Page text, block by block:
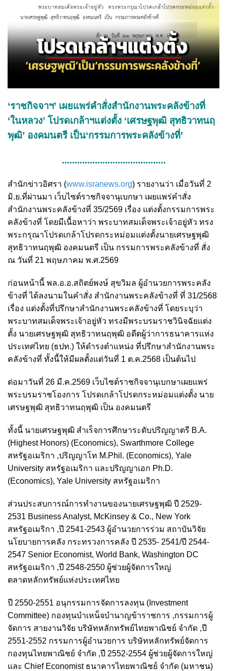
‘ราชกิจจาฯ’ เผยแพร่คำสั่งสำนักงานพระคลังข้างที่
‘ในหลวง’ โปรดเกล้าฯแต่งตั้ง ‘เศรษฐพุฒิ สุทธิวาทนฤ
พุฒิ’ องคมนตรี เป็น‘กรรมการพระคลังข้างที่’
.........................................
สำนักข่าวอิศรา (www.isranews.org) รายงานว่า เมื่อวันที่ 2
มิ.ย.ที่ผ่านมา เว็บไซต์ราชกิจจานุเบกษา เผยแพร่คำสั่ง
สำนักงานพระคลังข้างที่ 35/2569 เรื่อง แต่งตั้งกรรมการพระ
คลังข้างที่ โดยมีเนื้อหาว่า พระบาทสมเด็จพระเจ้าอยู่หัว ทรง
พระกรุณาโปรดเกล้าโปรดกระหม่อมแต่งตั้งนายเศรษฐพุฒิ
สุทธิวาทนฤพุฒิ องคมนตรี เป็น กรรมการพระคลังข้างที่ สั่ง
ณ วันที่ 21 พฤษภาคม พ.ศ.2569
ก่อนหน้านี้ พล.อ.อ.สถิตย์พงษ์ สุขวิมล ผู้อำนวยการพระคลัง
ข้างที่ ได้ลงนามในคำสั่ง สำนักงานพระคลังข้างที่ ที่ 31/2568
เรื่อง แต่งตั้งที่ปรึกษาสำนักงานพระคลังข้างที่ โดยระบุว่า
พระบาทสมเด็จพระเจ้าอยู่หัว ทรงมีพระบรมราชวินิจฉัยแต่ง
ตั้ง นายเศรษฐพุฒิ สุทธิวาทนฤพุฒิ อดีตผู้ว่าการธนาคารแห่ง
ประเทศไทย (ธปท.) ให้ดำรงตำแหน่ง ที่ปรึกษาสำนักงานพระ
คลังข้างที่ ทั้งนี้ให้มีผลตั้งแต่วันที่ 1 ต.ค.2568 เป็นต้นไป
ต่อมาวันที่ 26 มี.ค.2569 เว็บไซต์ราชกิจจานุเบกษาเผยแพร่
พระบรมราชโองการ โปรดเกล้าโปรดกระหม่อมแต่งตั้ง นาย
เศรษฐพุฒิ สุทธิวาทนฤพุฒิ เป็น องคมนตรี
ทั้งนี้ นายเศรษฐพุฒิ สำเร็จการศึกษาระดับปริญญาตรี B.A.
(Highest Honors) (Economics), Swarthmore College
สหรัฐอเมริกา ,ปริญญาโท M.Phil. (Economics), Yale
University สหรัฐอเมริกา และปริญญาเอก Ph.D.
(Economics), Yale University สหรัฐอเมริกา
ส่วนประสบการณ์การทำงานของนายเศรษฐพุฒิ ปี 2529-
2531 Business Analyst, McKinsey & Co., New York
สหรัฐอเมริกา ,ปี 2541-2543 ผู้อำนวยการร่วม สถาบันวิจัย
นโยบายการคลัง กระทรวงการคลัง ปี 2535- 2541/ปี 2544-
2547 Senior Economist, World Bank, Washington DC
สหรัฐอเมริกา ,ปี 2548-2550 ผู้ช่วยผู้จัดการใหญ่
ตลาดหลักทรัพย์แห่งประเทศไทย
ปี 2550-2551 อนุกรรมการจัดการลงทุน (Investment
Committee) กองทุนบำเหน็จบำนาญข้าราชการ ,กรรมการผู้
จัดการ สายงานวิจัย บริษัทหลักทรัพย์ไทยพาณิชย์ จำกัด ,ปี
2551-2552 กรรมการผู้อำนวยการ บริษัทหลักทรัพย์จัดการ
กองทุนไทยพาณิชย์ จำกัด ,ปี 2552-2554 ผู้ช่วยผู้จัดการใหญ่
และ Chief Economist ธนาคารไทยพาณิชย์ จำกัด (มหาชน)